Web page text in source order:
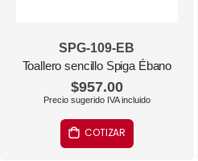
SPG-109-EB
Toallero sencillo Spiga Ébano
$957.00
COTIZAR